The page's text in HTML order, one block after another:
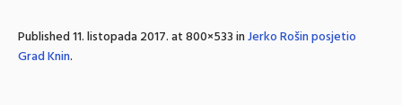
Published11. listopada 2017.at 800×533 inJerko Rošin posjetio
Grad Knin.